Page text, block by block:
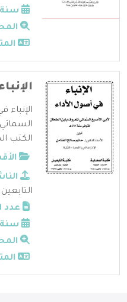
سنة
الإنباء
الكتب
التابعين
عدد
سنة